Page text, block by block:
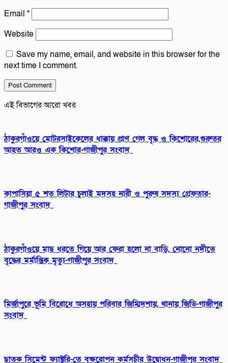
Email *
Website
Save my name, email, and website in this browser for the
next time I comment.
এই বিভাগের আরো খবর
ঠাকুরগাঁওয়ে মোটরসাইকেলের ধাক্কায় প্রাণ গেল বৃদ্ধ ও কিশোরের,গুরুতর
আহত আরও এক কিশোর-গাজীপুর সংবাদ
কাপাসিয়া ৫ শত লিটার চুলাই মদসহ নারী ও পুরুষ সদস্য গ্রেফতার-
গাজীপুর সংবাদ
ঠাকুরগাঁওয়ে মাছ ধরতে গিয়ে আর ফেরা হলো না বাড়ি, নোনো নদীতে
বৃদ্ধের মর্মান্তিক মৃত্যু-গাজীপুর সংবাদ
মির্জাপুরে ভূমি বিরোধে অসহায় পরিবার জিম্মিদশায়, থানায় জিডি-গাজীপুর
সংবাদ
ছাতক সিমেন্ট ফ্যাক্টরি-তে বৃক্ষরোপন কর্মসূচীর উদ্বোধন-গাজীপুর সংবাদ